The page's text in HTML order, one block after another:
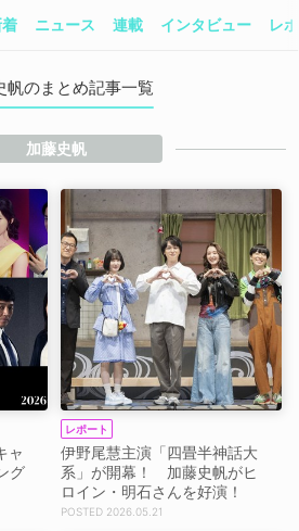
ニュース 連載 インタビュー レ
帆のまとめ記事一覧
加藤史帆
ャ
グ
レポート
伊野尾慧主演「四畳半神話大
系」が開幕！ 加藤史帆がヒ
ロイン・明石さんを好演！
2026.05.21